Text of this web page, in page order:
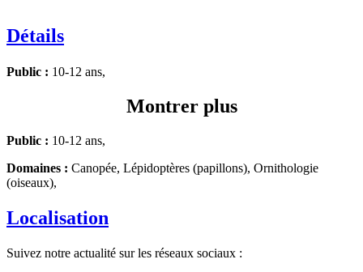
Détails
Public : 10-12 ans,
Montrer plus
Public : 10-12 ans,
Domaines : Canopée, Lépidoptères (papillons), Ornithologie
(oiseaux),
Localisation
Suivez notre actualité sur les réseaux sociaux :